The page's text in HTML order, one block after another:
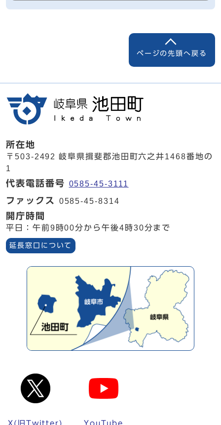
ページの先頭へ戻る
所在地
〒503-2492 岐阜県揖斐郡池田町六之井1468番地の
1
代表電話番号 0585-45-3111
ファックス 0585-45-8314
開庁時間
平日：午前9時00分から午後4時30分まで
延長窓口について
X(旧Twitter) YouTube